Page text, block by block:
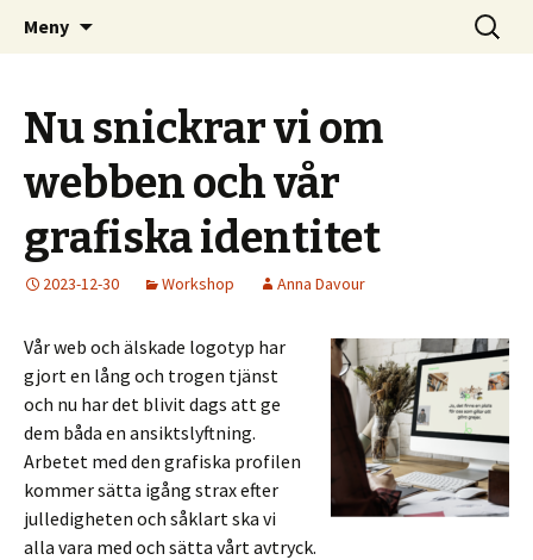
Uppsala Makerspace
Kom och skapa i Uppsala!
Meny
Sök
efter:
Nu snickrar vi om
webben och vår
grafiska identitet
2023-12-30 Workshop Anna Davour
Vår web och älskade logotyp har
gjort en lång och trogen tjänst
och nu har det blivit dags att ge
dem båda en ansiktslyftning.
Arbetet med den grafiska profilen
kommer sätta igång strax efter
julledigheten och såklart ska vi
alla vara med och sätta vårt avtryck.